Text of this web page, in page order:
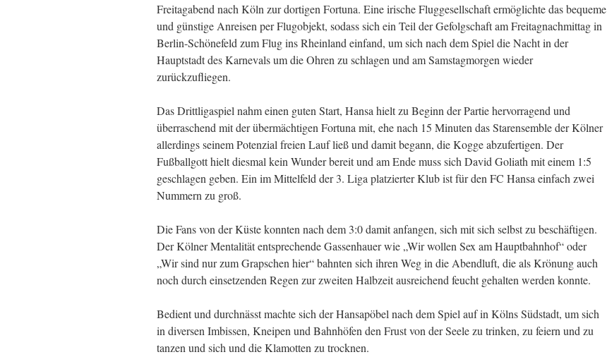
Freitagabend nach Köln zur dortigen Fortuna. Eine irische Fluggesellschaft ermöglichte das bequeme
und günstige Anreisen per Flugobjekt, sodass sich ein Teil der Gefolgschaft am Freitagnachmittag in
Berlin-Schönefeld zum Flug ins Rheinland einfand, um sich nach dem Spiel die Nacht in der
Hauptstadt des Karnevals um die Ohren zu schlagen und am Samstagmorgen wieder
zurückzufliegen.
Das Drittligaspiel nahm einen guten Start, Hansa hielt zu Beginn der Partie hervorragend und
überraschend mit der übermächtigen Fortuna mit, ehe nach 15 Minuten das Starensemble der Kölner
allerdings seinem Potenzial freien Lauf ließ und damit begann, die Kogge abzufertigen. Der
Fußballgott hielt diesmal kein Wunder bereit und am Ende muss sich David Goliath mit einem 1:5
geschlagen geben. Ein im Mittelfeld der 3. Liga platzierter Klub ist für den FC Hansa einfach zwei
Nummern zu groß.
Die Fans von der Küste konnten nach dem 3:0 damit anfangen, sich mit sich selbst zu beschäftigen.
Der Kölner Mentalität entsprechende Gassenhauer wie „Wir wollen Sex am Hauptbahnhof“ oder
„Wir sind nur zum Grapschen hier“ bahnten sich ihren Weg in die Abendluft, die als Krönung auch
noch durch einsetzenden Regen zur zweiten Halbzeit ausreichend feucht gehalten werden konnte.
Bedient und durchnässt machte sich der Hansapöbel nach dem Spiel auf in Kölns Südstadt, um sich
in diversen Imbissen, Kneipen und Bahnhöfen den Frust von der Seele zu trinken, zu feiern und zu
tanzen und sich und die Klamotten zu trocknen.